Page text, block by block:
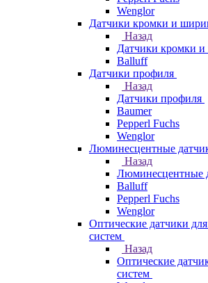
Wenglor
Датчики кромки и
Назад
Датчики кромки
Balluff
Датчики профиля
Назад
Датчики профиля
Baumer
Pepperl Fuchs
Wenglor
Люминесцентные
Назад
Люминесцентные
Balluff
Pepperl Fuchs
Wenglor
Оптические датчики
систем
Назад
Оптические
систем